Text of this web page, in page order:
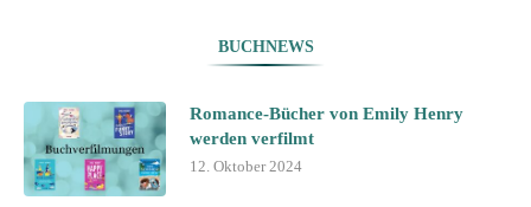
BUCHNEWS
Romance-Bücher von Emily Henry
werden verfilmt
12. Oktober 2024